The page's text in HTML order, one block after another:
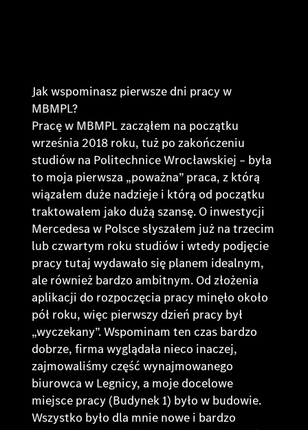
Jak wspominasz pierwsze dni pracy w
MBMPL?
Pracę w MBMPL zacząłem na początku
września 2018 roku, tuż po zakończeniu
studiów na Politechnice Wrocławskiej – była
to moja pierwsza „poważna” praca, z którą
wiązałem duże nadzieje i którą od początku
traktowałem jako dużą szansę. O inwestycji
Mercedesa w Polsce słyszałem już na trzecim
lub czwartym roku studiów i wtedy podjęcie
pracy tutaj wydawało się planem idealnym,
ale również bardzo ambitnym. Od złożenia
aplikacji do rozpoczęcia pracy minęło około
pół roku, więc pierwszy dzień pracy był
„wyczekany”. Wspominam ten czas bardzo
dobrze, firma wyglądała nieco inaczej,
zajmowaliśmy część wynajmowanego
biurowca w Legnicy, a moje docelowe
miejsce pracy (Budynek 1) było w budowie.
Wszystko było dla mnie nowe i bardzo